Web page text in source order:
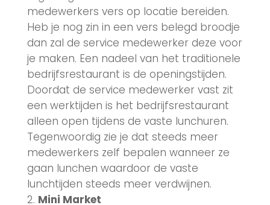
medewerkers vers op locatie bereiden.
Heb je nog zin in een vers belegd broodje
dan zal de service medewerker deze voor
je maken. Een nadeel van het traditionele
bedrijfsrestaurant is de openingstijden.
Doordat de service medewerker vast zit
een werktijden is het bedrijfsrestaurant
alleen open tijdens de vaste lunchuren.
Tegenwoordig zie je dat steeds meer
medewerkers zelf bepalen wanneer ze
gaan lunchen waardoor de vaste
lunchtijden steeds meer verdwijnen.
Mini Market